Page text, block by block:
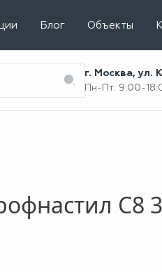
Блог Объекты
г. Москва, ул.
Пн-Пт: 9:00-
С8